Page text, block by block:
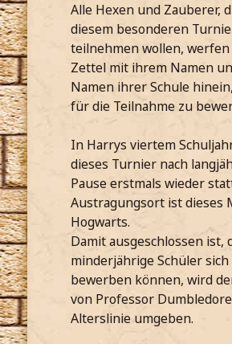
Alle Hexen und Zauberer,
diesem besonderen
teilnehmen wollen,
Zettel mit ihrem Namen
Namen ihrer Schule
für die Teilnahme zu
In Harrys viertem
dieses Turnier nach
Pause erstmals wieder
Austragungsort ist dieses
Hogwarts.
Damit ausgeschlossen ist,
minderjährige Schüler sich
bewerben können, wird
von Professor
Alterslinie umgeben.